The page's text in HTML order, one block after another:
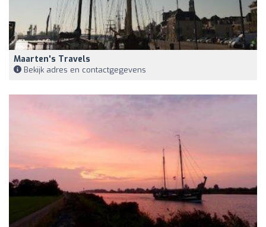
Maarten's Travels
Bekijk adres en contactgegevens